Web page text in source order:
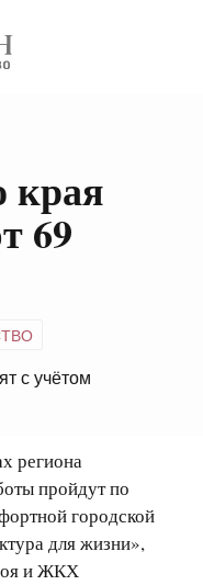
края
69
с учётом
региона
пройдут по
городской
для жизни»,
и ЖКХ